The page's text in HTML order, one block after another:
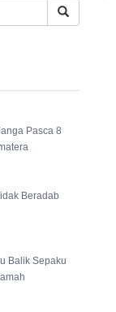
Pasca 8
Beradab
Balik Sepaku